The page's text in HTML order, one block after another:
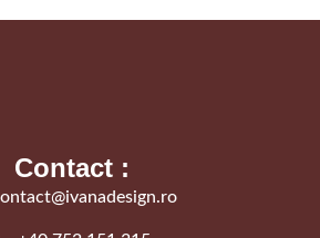
Contact :